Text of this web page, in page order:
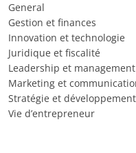
General
Gestion et finances
Innovation et technologie
Juridique et fiscalité
Leadership et management
Marketing et
Stratégie et développement
Vie d’entrepreneur